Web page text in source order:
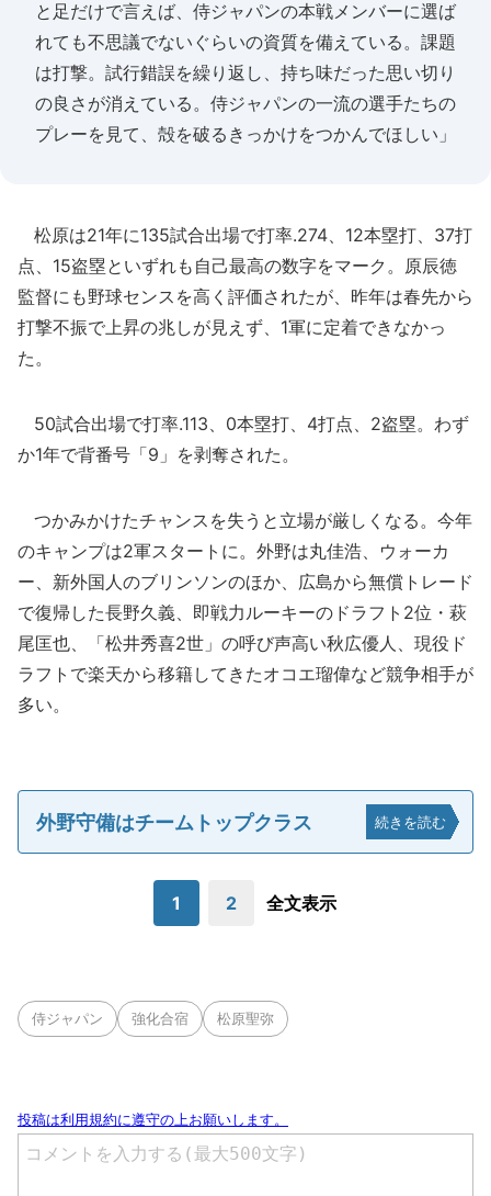
と足だけで言えば、侍ジャパンの本戦メンバーに選ば
れても不思議でないぐらいの資質を備えている。課題
は打撃。試行錯誤を繰り返し、持ち味だった思い切り
の良さが消えている。侍ジャパンの一流の選手たちの
プレーを見て、殻を破るきっかけをつかんでほしい」
松原は21年に135試合出場で打率.274、12本塁打、37打
点、15盗塁といずれも自己最高の数字をマーク。原辰徳
監督にも野球センスを高く評価されたが、昨年は春先から
打撃不振で上昇の兆しが見えず、1軍に定着できなかっ
た。
50試合出場で打率.113、0本塁打、4打点、2盗塁。わず
か1年で背番号「9」を剥奪された。
つかみかけたチャンスを失うと立場が厳しくなる。今年
のキャンプは2軍スタートに。外野は丸佳浩、ウォーカ
ー、新外国人のブリンソンのほか、広島から無償トレード
で復帰した長野久義、即戦力ルーキーのドラフト2位・萩
尾匡也、「松井秀喜2世」の呼び声高い秋広優人、現役ド
ラフトで楽天から移籍してきたオコエ瑠偉など競争相手が
多い。
外野守備はチームトップクラス 続きを読む
1 2 全文表示
侍ジャパン 強化合宿 松原聖弥